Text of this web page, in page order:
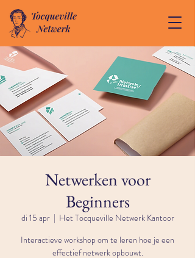
Netwerken voor
Beginners
di 15 apr
  |
Het Tocqueville Netwerk Kantoor
Interactieve workshop om te leren hoe je een
effectief netwerk opbouwt.